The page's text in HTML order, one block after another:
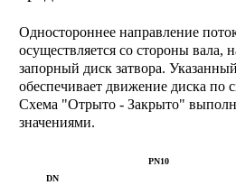
Одностороннее направление
осуществляется со стороны вала,
запорный диск затвора.
обеспечивает движение диска по
Схема "Отрыто - Закрыто"
значениями.
DN
PN10